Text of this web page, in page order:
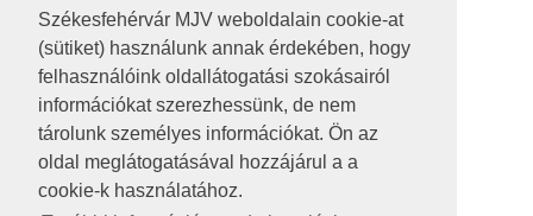
Székesfehérvár MJV weboldalain cookie-at
(sütiket) használunk annak érdekében, hogy
felhasználóink oldallátogatási szokásairól
információkat szerezhessünk, de nem
tárolunk személyes információkat. Ön az
oldal meglátogatásával hozzájárul a a
cookie-k használatához.
RSS
A HONLAP 2017.03.31-I ÁLLAPOTA
JOGI NYILATKOZAT
IMPRESSZUM